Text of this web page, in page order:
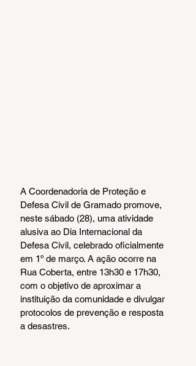
A Coordenadoria de Proteção e
Defesa Civil de Gramado promove,
neste sábado (28), uma atividade
alusiva ao Dia Internacional da
Defesa Civil, celebrado oficialmente
em 1º de março. A ação ocorre na
Rua Coberta, entre 13h30 e 17h30,
com o objetivo de aproximar a
instituição da comunidade e divulgar
protocolos de prevenção e resposta
a desastres.